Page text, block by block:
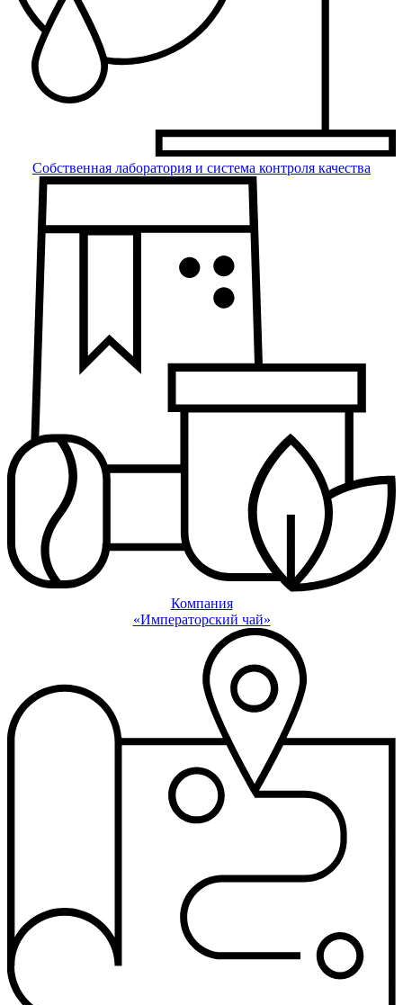
Собственная лаборатория и система контроля качества
Компания
«Императорский чай»